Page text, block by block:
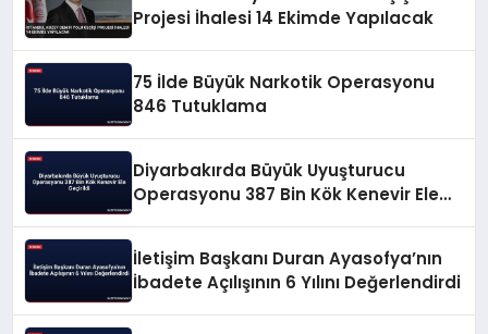
Projesi İhalesi 14 Ekimde Yapılacak
75 İlde Büyük Narkotik Operasyonu
846 Tutuklama
Diyarbakırda Büyük Uyuşturucu
Operasyonu 387 Bin Kök Kenevir Ele
İletişim Başkanı Duran Ayasofya’nın
İbadete Açılışının 6 Yılını Değerlendirdi